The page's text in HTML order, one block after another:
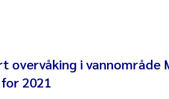
Wenche Eikrem
overvåking i vannområde
2021